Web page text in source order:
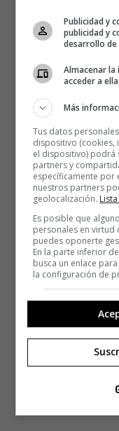
Publicidad y
publicidad y
desarrollo de
Almacenar
acceder a ella
Más
Tus datos
dispositivo (cookies,
el dispositivo) podrá
partners y
específicamente por
nuestros partners
geolocalización.
Es posible que
personales en virtud
puedes oponerte
En la parte inferior
busca un enlace
la configuración de